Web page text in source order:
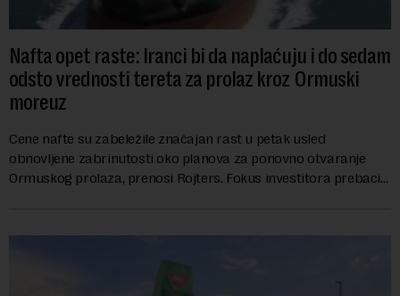
Nafta opet raste: Iranci bi da naplaćuju i do sedam
odsto vrednosti tereta za prolaz kroz Ormuski
moreuz
Cene nafte su zabeležile značajan rast u petak usled
obnovljene zabrinutosti oko planova za ponovno otvaranje
Ormuskog prolaza, prenosi Rojters. Fokus investitora prebacio